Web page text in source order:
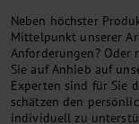
Neben höchster
Mittelpunkt unserer
Anforderungen? Oder
Sie auf Anhieb auf
Experten sind für Sie
schätzen den
individuell zu